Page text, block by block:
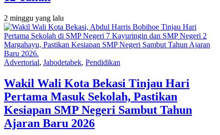
2 minggu yang lalu
Advertorial, Jabodetabek, Pendidikan
Wakil Wali Kota Bekasi Tinjau Hari
Pertama Masuk Sekolah, Pastikan
Kesiapan SMP Negeri Sambut Tahun
Ajaran Baru 2026